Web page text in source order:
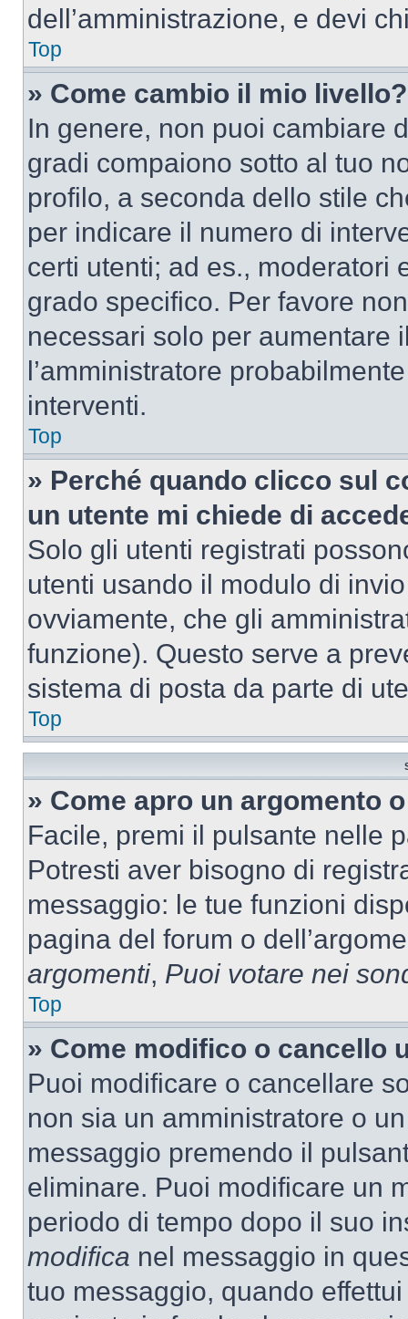
dell’amministrazione, e devi
Top
» Come cambio il mio livello?
In genere, non puoi cambiare
gradi compaiono sotto al tuo
profilo, a seconda dello stile
per indicare il numero di
certi utenti; ad es., moderatori
grado specifico. Per favore
necessari solo per aumentare
l’amministratore
interventi.
Top
» Perché quando clicco sul
un utente mi chiede di
Solo gli utenti registrati
utenti usando il modulo di
ovviamente, che gli
funzione). Questo serve a
sistema di posta da parte di
Top
» Come apro un argomento
Facile, premi il pulsante nelle
Potresti aver bisogno di
messaggio: le tue funzioni
pagina del forum o
argomenti, Puoi votare nei
Top
» Come modifico o cancello
Puoi modificare o cancellare
non sia un amministratore o
messaggio premendo il
eliminare. Puoi modificare un
periodo di tempo dopo il suo
modifica nel messaggio in
tuo messaggio, quando